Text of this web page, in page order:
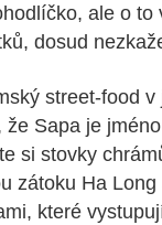
ale o to
dosud
street-food v
Sapa je
si stovky
zátoku Ha Long
které